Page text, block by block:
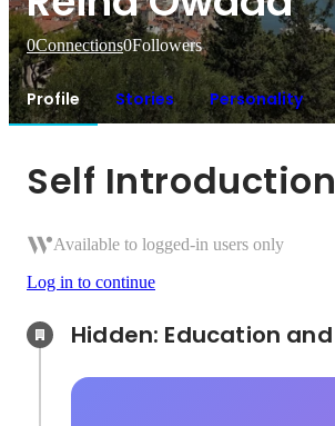
0Connections0Followers
Profile Stories Personality
Self Introduction
Available to logged-in users only
Log in to continue